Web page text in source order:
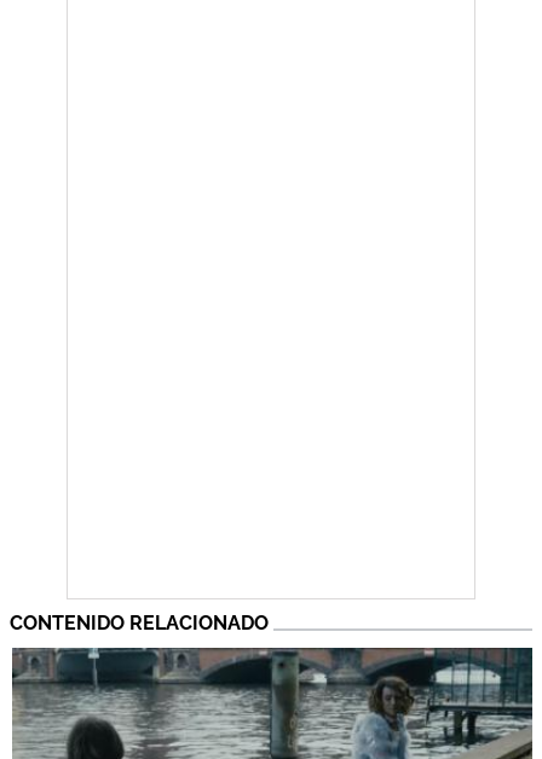
CONTENIDO RELACIONADO